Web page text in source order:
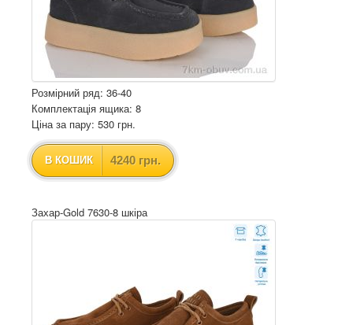
Розмірний ряд: 36-40
Комплектація ящика: 8
Ціна за пару: 530 грн.
В КОШИК 4240 грн.
Захар-Gold 7630-8 шкіра